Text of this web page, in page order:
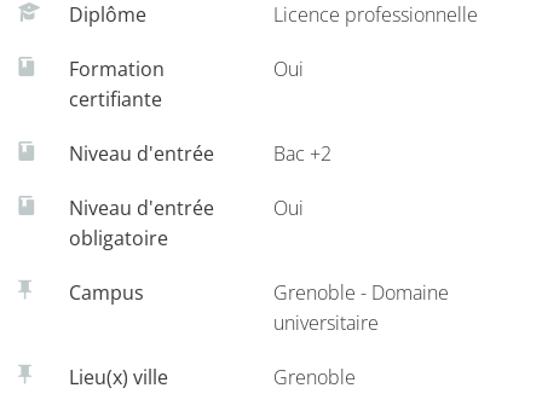
Licences professionnelles
Diplôme Licence professionnelle
Formation
certifiante
Oui
Niveau d'entrée Bac +2
Niveau d'entrée
obligatoire
Oui
Campus
Grenoble - Domaine
universitaire
Lieu(x) ville Grenoble